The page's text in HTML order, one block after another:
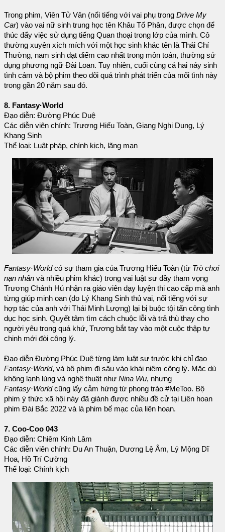
Trong phim, Viên Tử Vân (nổi tiếng với vai phụ trong Drive My
Car) vào vai nữ sinh trung học tên Khâu Tố Phân, được chọn để
thúc đẩy việc sử dụng tiếng Quan thoại trong lớp của mình. Cô
thường xuyên xích mích với một học sinh khác tên là Thái Chí
Thường, nam sinh đạt điểm cao nhất trong môn toán, thường sử
dụng phương ngữ Đài Loan. Tuy nhiên, cuối cùng cả hai nảy sinh
tình cảm và bộ phim theo dõi quá trình phát triển của mối tình này
trong gần 20 năm sau đó.
8. Fantasy·World
Đạo diễn: Đường Phúc Duệ
Các diễn viên chính: Trương Hiếu Toàn, Giang Nghi Dung, Lý
Khang Sinh
Thể loại: Luật pháp, chính kịch, lãng mạn
Fantasy·Worldcó sự tham gia của Trương Hiếu Toàn (từ Trò chơi
nạn nhân và nhiều phim khác) trong vai luật sư đầy tham vọng
Trương Chánh Hú nhận ra giáo viên dạy luyện thi cao cấp mà anh
từng giúp minh oan (do Lý Khang Sinh thủ vai, nổi tiếng với sự
hợp tác của anh với Thái Minh Lượng) lại bị buộc tội tấn công tình
dục học sinh. Quyết tâm tìm cách chuộc lỗi và trả thù thay cho
người yêu trong quá khứ, Trương bắt tay vào một cuộc thập tự
chinh mới đòi công lý.
Đạo diễn Đường Phúc Duệ từng làm luật sư trước khi chỉ đạo
Fantasy·World, và bộ phim đi sâu vào khái niệm công lý. Mặc dù
không lạnh lùng và nghệ thuật như Nina Wu, nhưng
Fantasy·Worldcũng lấy cảm hứng từ phong trào #MeToo. Bộ
phim ý thức xã hội này đã giành được nhiều đề cử tại Liên hoan
phim Đài Bắc 2022 và là phim bế mạc của liên hoan.
7. Coo-Coo 043
Đạo diễn: Chiêm Kinh Lâm
Các diễn viên chính: Du An Thuận, Dương Lệ Âm, Lý Mộng Dĩ
Hoa, Hồ Trí Cường
Thể loại: Chính kịch